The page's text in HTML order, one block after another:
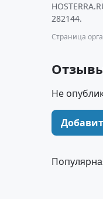
282144.
Страница
Не